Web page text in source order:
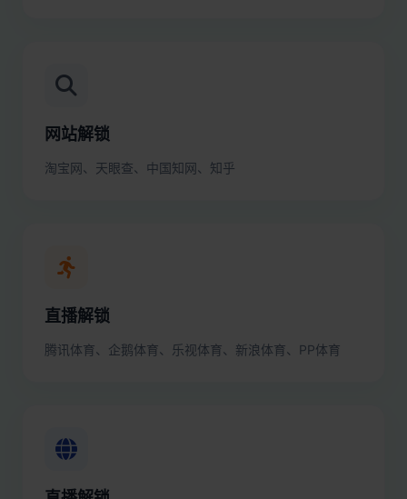
网站解锁
淘宝网、天眼查、中国知网、知乎
直播解锁
腾讯体育、企鹅体育、乐视体育、新浪体育、PP体育